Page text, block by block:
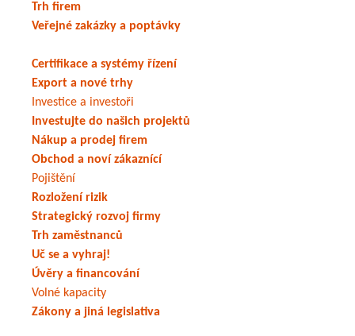
Trh firem
Veřejné zakázky a poptávky
Certifikace a systémy řízení
Export a nové trhy
Investice a investoři
Investujte do našich projektů
Nákup a prodej firem
Obchod a noví zákaznící
Pojištění
Rozložení rizik
Strategický rozvoj firmy
Trh zaměstnanců
Uč se a vyhraj!
Úvěry a financování
Volné kapacity
Zákony a jiná legislativa